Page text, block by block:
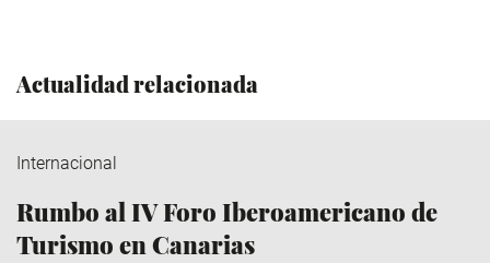
Actualidad relacionada
Internacional
Rumbo al IV Foro Iberoamericano de
Turismo en Canarias